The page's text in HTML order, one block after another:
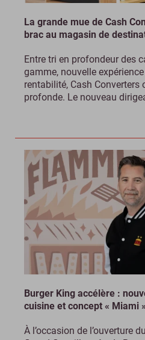
La grande mue de Cash
brac au magasin de
Entre tri en profondeur des
gamme, nouvelle
rentabilité, Cash Converters
profonde. Le nouveau
Burger King accélère :
cuisine et concept « Miami
À l’occasion de l’ouverture